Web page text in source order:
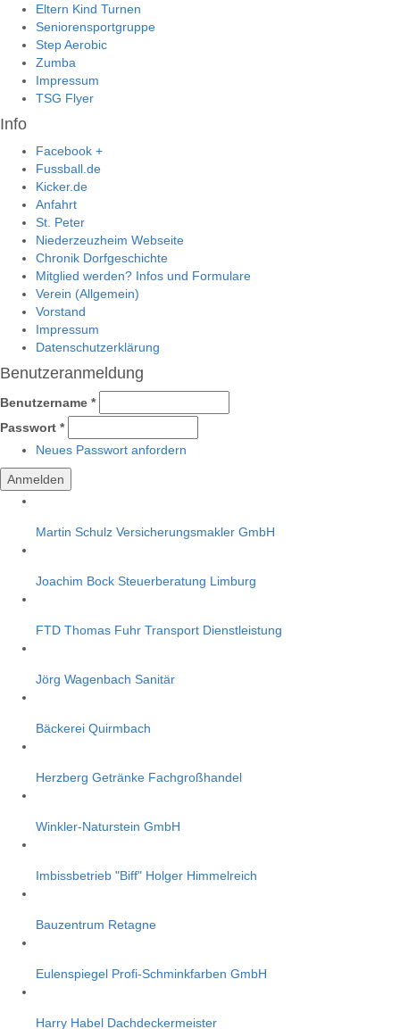
Eltern Kind Turnen
Seniorensportgruppe
Step Aerobic
Zumba
Impressum
TSG Flyer
Info
Facebook +
Fussball.de
Kicker.de
Anfahrt
St. Peter
Niederzeuzheim Webseite
Chronik Dorfgeschichte
Mitglied werden? Infos und Formulare
Verein (Allgemein)
Vorstand
Impressum
Datenschutzerklärung
Benutzeranmeldung
Benutzername *
Passwort *
Neues Passwort anfordern
Martin Schulz Versicherungsmakler GmbH
Joachim Bock Steuerberatung Limburg
FTD Thomas Fuhr Transport Dienstleistung
Jörg Wagenbach Sanitär
Bäckerei Quirmbach
Herzberg Getränke Fachgroßhandel
Winkler-Naturstein GmbH
Imbissbetrieb "Biff" Holger Himmelreich
Bauzentrum Retagne
Eulenspiegel Profi-Schminkfarben GmbH
Harry Habel Dachdeckermeister